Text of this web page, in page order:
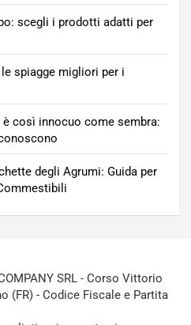
scegli i prodotti adatti per
spiagge migliori per i
è così innocuo come sembra:
degli Agrumi: Guida per
SRL - Corso Vittorio
(FR) - Codice Fiscale e Partita